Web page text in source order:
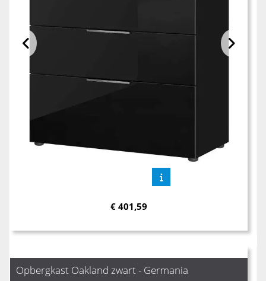
€ 401,59
Opbergkast Oakland zwart - Germania